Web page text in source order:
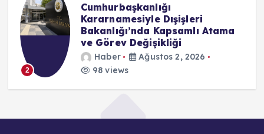
2
Cumhurbaşkanlığı
Kararnamesiyle Dışişleri
Bakanlığı’nda Kapsamlı Atama
ve Görev Değişikliği
Haber
Ağustos 2, 2026
98 views